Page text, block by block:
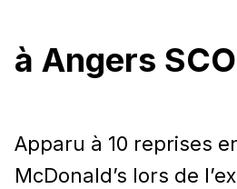
à Angers SCO
Apparu à 10 reprises
McDonald’s lors de